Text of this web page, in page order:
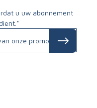
u uw abonnement